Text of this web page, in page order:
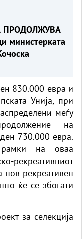
ПРОДОЛЖУВА
министерката
830.000 евра и
Унија, при
меѓу
на
730.000 евра.
рамки на оваа
рекреативниот
нов рекреативен
ќе се збогати
за селекција